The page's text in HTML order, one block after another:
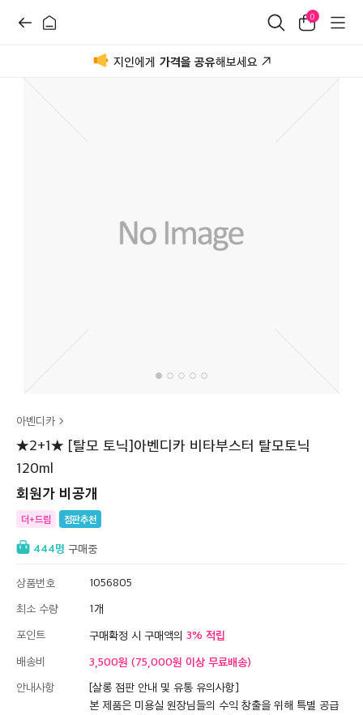
0
지인에게 가격을 공유해보세요
아벤디카
★2+1★ [탈모 토닉]아벤디카 비타부스터 탈모토닉
120ml
회원가 비공개
더+드림 점판추천
444 구매중
상품번호
1056805
최소 수량
1
포인트
구매확정 시 구매액의 3
배송비 3,500원 (75,000원 이상 무료배송)
안내사항
[살롱 점판 안내 및 유통 유의사항]
본 제품은 미용실 원장님들의 수익 창출을 위해 특별 공급